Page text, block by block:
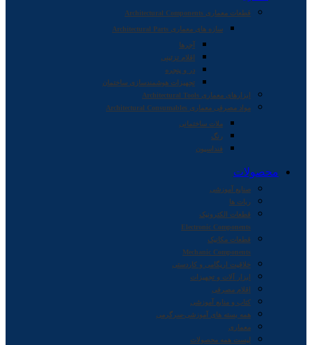
قطعات معماری Architectural Components
سازه های معماری Architectural Parts
آجرها
اقلام تزئینی
در و پنجره
تجهیزات هوشمندسازی ساختمان
ابزارهای معماری Architectural Tools
مواد مصرفی معماری Architectural Consumables
ملات ساختمانی
رنگ
فنداسیون
محصولات
صنایع آموزشی
ربات ها
قطعات الکترونیک
Electronic Components
قطعات مکانیک
Mechanic Components
خلاقیت اریگامی و کاردستی
ابزار آلات و تجهیزات
اقلام مصرفی
کتاب و منابع آموزشی
همه بسته های آموزشی-سرگرمی
معماری
لیست همه محصولات